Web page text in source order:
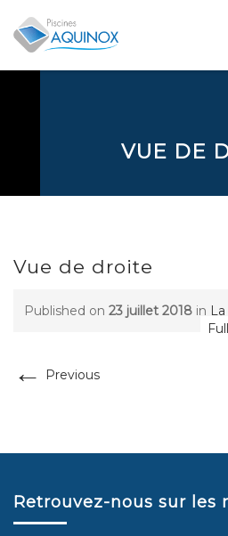
VUE DE
Vue de droite
Published on 23 juillet 2018 in
← Previous
Retrouvez-nous sur les